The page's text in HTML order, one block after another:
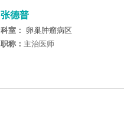
张德普
科室：
卵巢肿瘤病区
职称： 主治医师